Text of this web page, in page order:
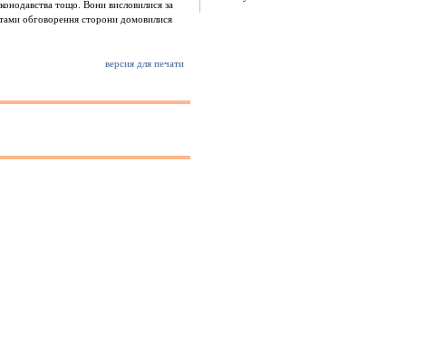
тощо. Вони висловилися за
обговорення сторони домовилися
версия для печати